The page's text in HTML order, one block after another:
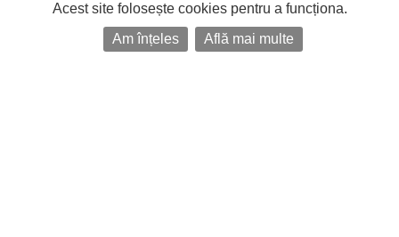
Acest site folosește cookies pentru a funcționa.
Am înțeles
Află mai multe